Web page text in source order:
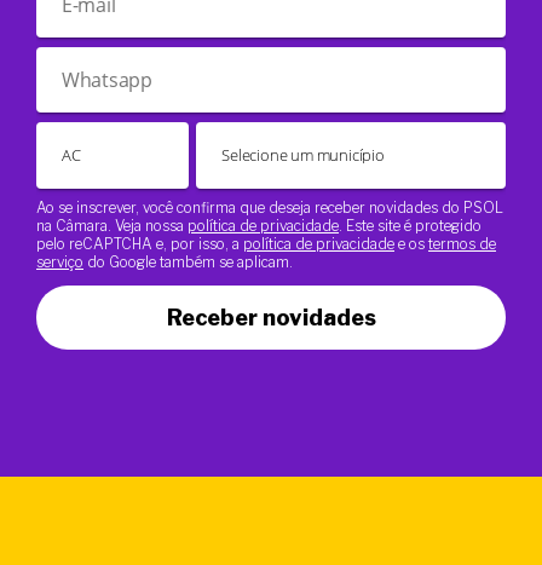
Ao se inscrever, você confirma que deseja receber novidades do PSOL
na Câmara. Veja nossa política de privacidade . Este site é protegido
pelo reCAPTCHA e, por isso, a política de privacidade e os termos de
serviço do Google também se aplicam.
Receber novidades